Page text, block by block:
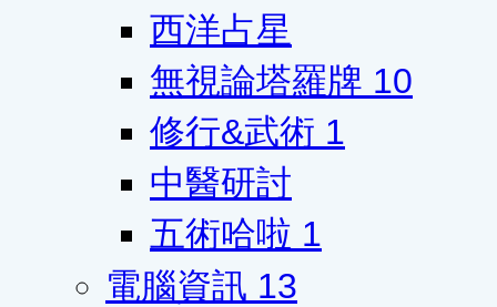
西洋占星
無視論塔羅牌 10
修行&武術 1
中醫研討
五術哈啦 1
電腦資訊 13